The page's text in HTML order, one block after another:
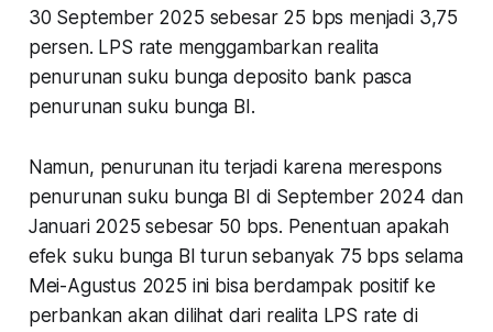
30 September 2025 sebesar 25 bps menjadi 3,75
persen. LPS rate menggambarkan realita
penurunan suku bunga deposito bank pasca
penurunan suku bunga BI.
Namun, penurunan itu terjadi karena merespons
penurunan suku bunga BI di September 2024 dan
Januari 2025 sebesar 50 bps. Penentuan apakah
efek suku bunga BI turun sebanyak 75 bps selama
Mei-Agustus 2025 ini bisa berdampak positif ke
perbankan akan dilihat dari realita LPS rate di